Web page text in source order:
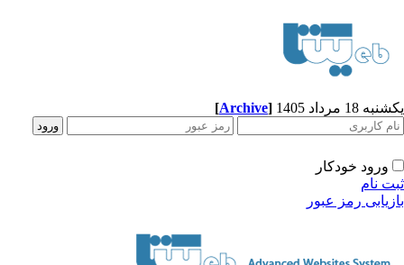
18 مرداد 1405 [Archive]
ورود خودکار
نام
رمز عبور